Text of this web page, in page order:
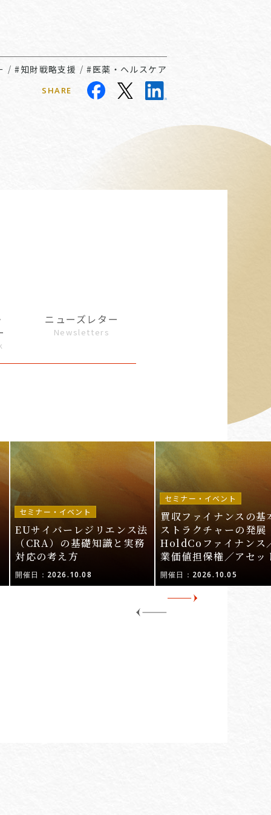
/#知財戦略支援 /#医薬・ヘルスケア
SHARE
ニューズレター
Newsletters
セミナー・イベント
EUサイバーレジリエンス法
（CRA）の基礎知識と実務
対応の考え方
開催日：2026.10.08
セミナー・イベント
買収ファイナンスの基
ストラクチャーの発展
HoldCoファイナンス
業価値担保権／アセッ
活用〜
開催日：2026.10.05